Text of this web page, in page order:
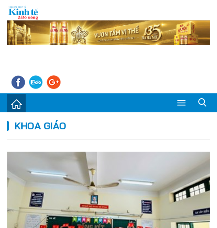
Kinh tế - Tiêu dùng
Thị trường
Doanh nghiệp – Doanh nhân
Đồ uống
KHOA GIÁO